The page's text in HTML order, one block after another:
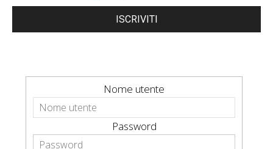
ISCRIVITI
Nome utente
Password